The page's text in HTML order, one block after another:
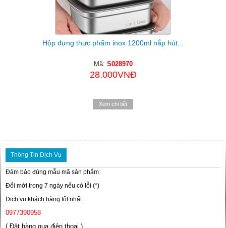
Hộp đựng thực phẩm inox 1200ml nắp hút...
Mã: S028970
28.000VNĐ
Xem chi tiết
Thông Tin Dịch Vụ
Đảm bảo đúng mẫu mã sản phẩm
Đổi mới trong 7 ngày nếu có lỗi (*)
Dịch vụ khách hàng tốt nhất
0977390958
( Đặt hàng qua điện thoại )